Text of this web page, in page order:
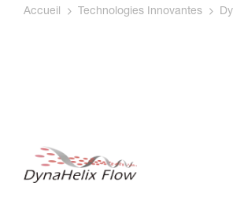
Accueil Technologies Innovantes